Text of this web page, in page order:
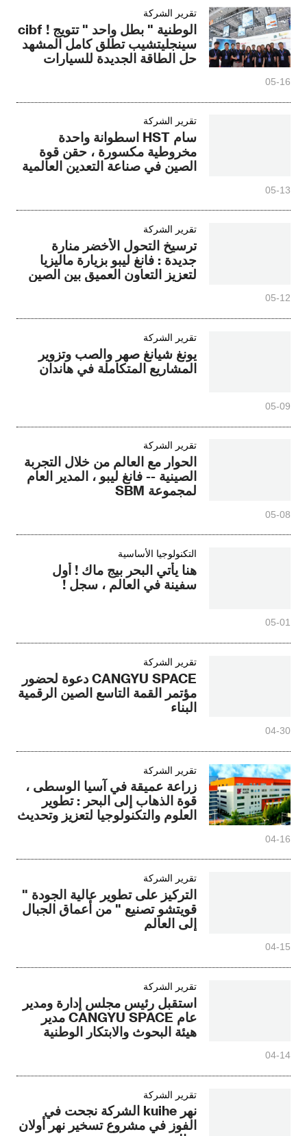
تقرير الشركة
الوطنية " بطل واحد " تتويج ! cibf
سينجليتشيب تطلق كامل المشهد
حل الطاقة الجديدة للسيارات
05-16
تقرير الشركة
سام HST اسطوانة واحدة
مخروطية مكسورة ، حقن قوة
الصين في صناعة التعدين العالمية
05-13
تقرير الشركة
ترسيخ التحول الأخضر منارة
جديدة : فانغ ليبو بزيارة ماليزيا
لتعزيز التعاون العميق بين الصين
05-12
تقرير الشركة
يونغ شيانغ صهر والصب وتزوير
المشاريع المتكاملة في هاندان
05-09
تقرير الشركة
الحوار مع العالم من خلال التجربة
الصينية -- فانغ ليبو ، المدير العام
لمجموعة SBM
05-08
التكنولوجيا الأساسية
هنا يأتي البحر بيج ماك ! أول
سفينة في العالم ، سجل !
05-01
تقرير الشركة
CANGYU SPACE دعوة لحضور
مؤتمر القمة التاسع الصين الرقمية
البناء
04-30
تقرير الشركة
زراعة عميقة في آسيا الوسطى ،
قوة الذهاب إلى البحر : تطوير
العلوم والتكنولوجيا لتعزيز وتحديث
04-16
تقرير الشركة
التركيز على تطوير عالية الجودة "
قويتشو تصنيع " من أعماق الجبال
إلى العالم
04-15
تقرير الشركة
استقبل رئيس مجلس إدارة ومدير
عام CANGYU SPACE مدير
هيئة البحوث والابتكار الوطنية
04-14
تقرير الشركة
نهر kuihe الشركة نجحت في
الفوز في مشروع تسخير نهر أولان